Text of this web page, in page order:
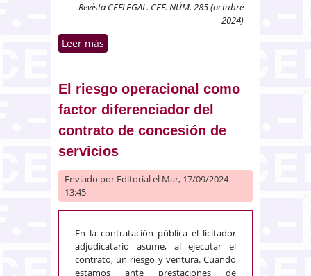
Revista CEFLEGAL. CEF. NÚM. 285 (octubre
2024)
Leer más
método del caso a la
jurisprudencia del Tribunal
Superior de Justicia de Andalucía
El riesgo operacional como
factor diferenciador del
contrato de concesión de
servicios
Enviado por Editorialel Mar, 17/09/2024 -
13:45
En la contratación pública el licitador
adjudicatario asume, al ejecutar el
contrato, un riesgo y ventura. Cuando
estamos ante prestaciones de